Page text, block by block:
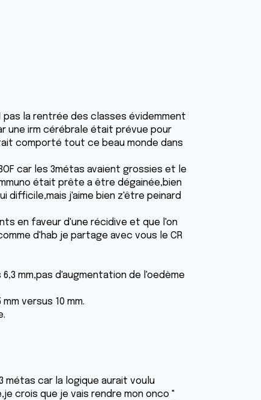
la rentrée des classes évidemment
une irm cérébrale était prévue pour
comporté tout ce beau monde dans
car les 3métas avaient grossies et le
était prête a être dégainée,bien
difficile,mais j'aime bien z'être peinard
en faveur d'une récidive et que l'on
d'hab je partage avec vous le CR
mm,pas d'augmentation de l'oedème
versus 10 mm.
métas car la logique aurait voulu
crois que je vais rendre mon onco "